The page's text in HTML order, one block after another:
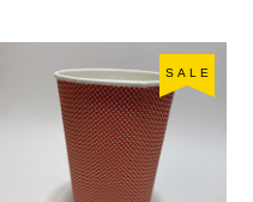
SALE